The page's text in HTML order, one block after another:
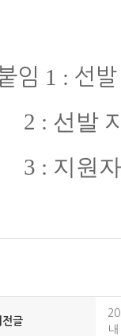
임 1 : 선
2 : 선발
3 : 지원
전글
내